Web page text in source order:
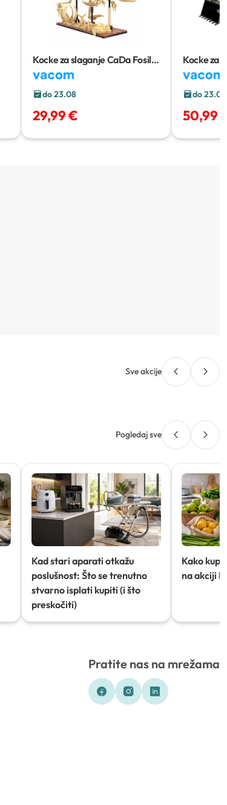
Kocke za slaganje CaDa Fosil
dinosaura: Triceratops
C59013W
do 23.08
29,99 €
Kocke za
do 23.08
50,99
Sve akcije
Pogledaj sve
Kad stari aparati otkažu
poslušnost: Što se trenutno
stvarno isplati kupiti (i što
preskočiti)
Kako
na akciji
Pratite nas na mrežama